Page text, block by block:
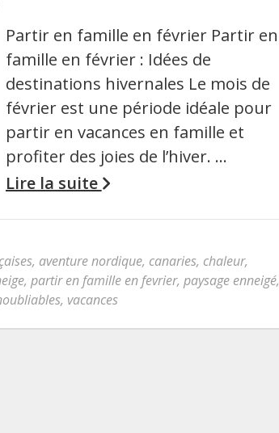
Partir en famille en février Partir en
famille en février : Idées de
destinations hivernales Le mois de
février est une période idéale pour
partir en vacances en famille et
profiter des joies de l’hiver. …
Lire la suite
, aventure nordique, canaries, chaleur,
, partir en famille en fevrier, paysage enneigé,
, vacances